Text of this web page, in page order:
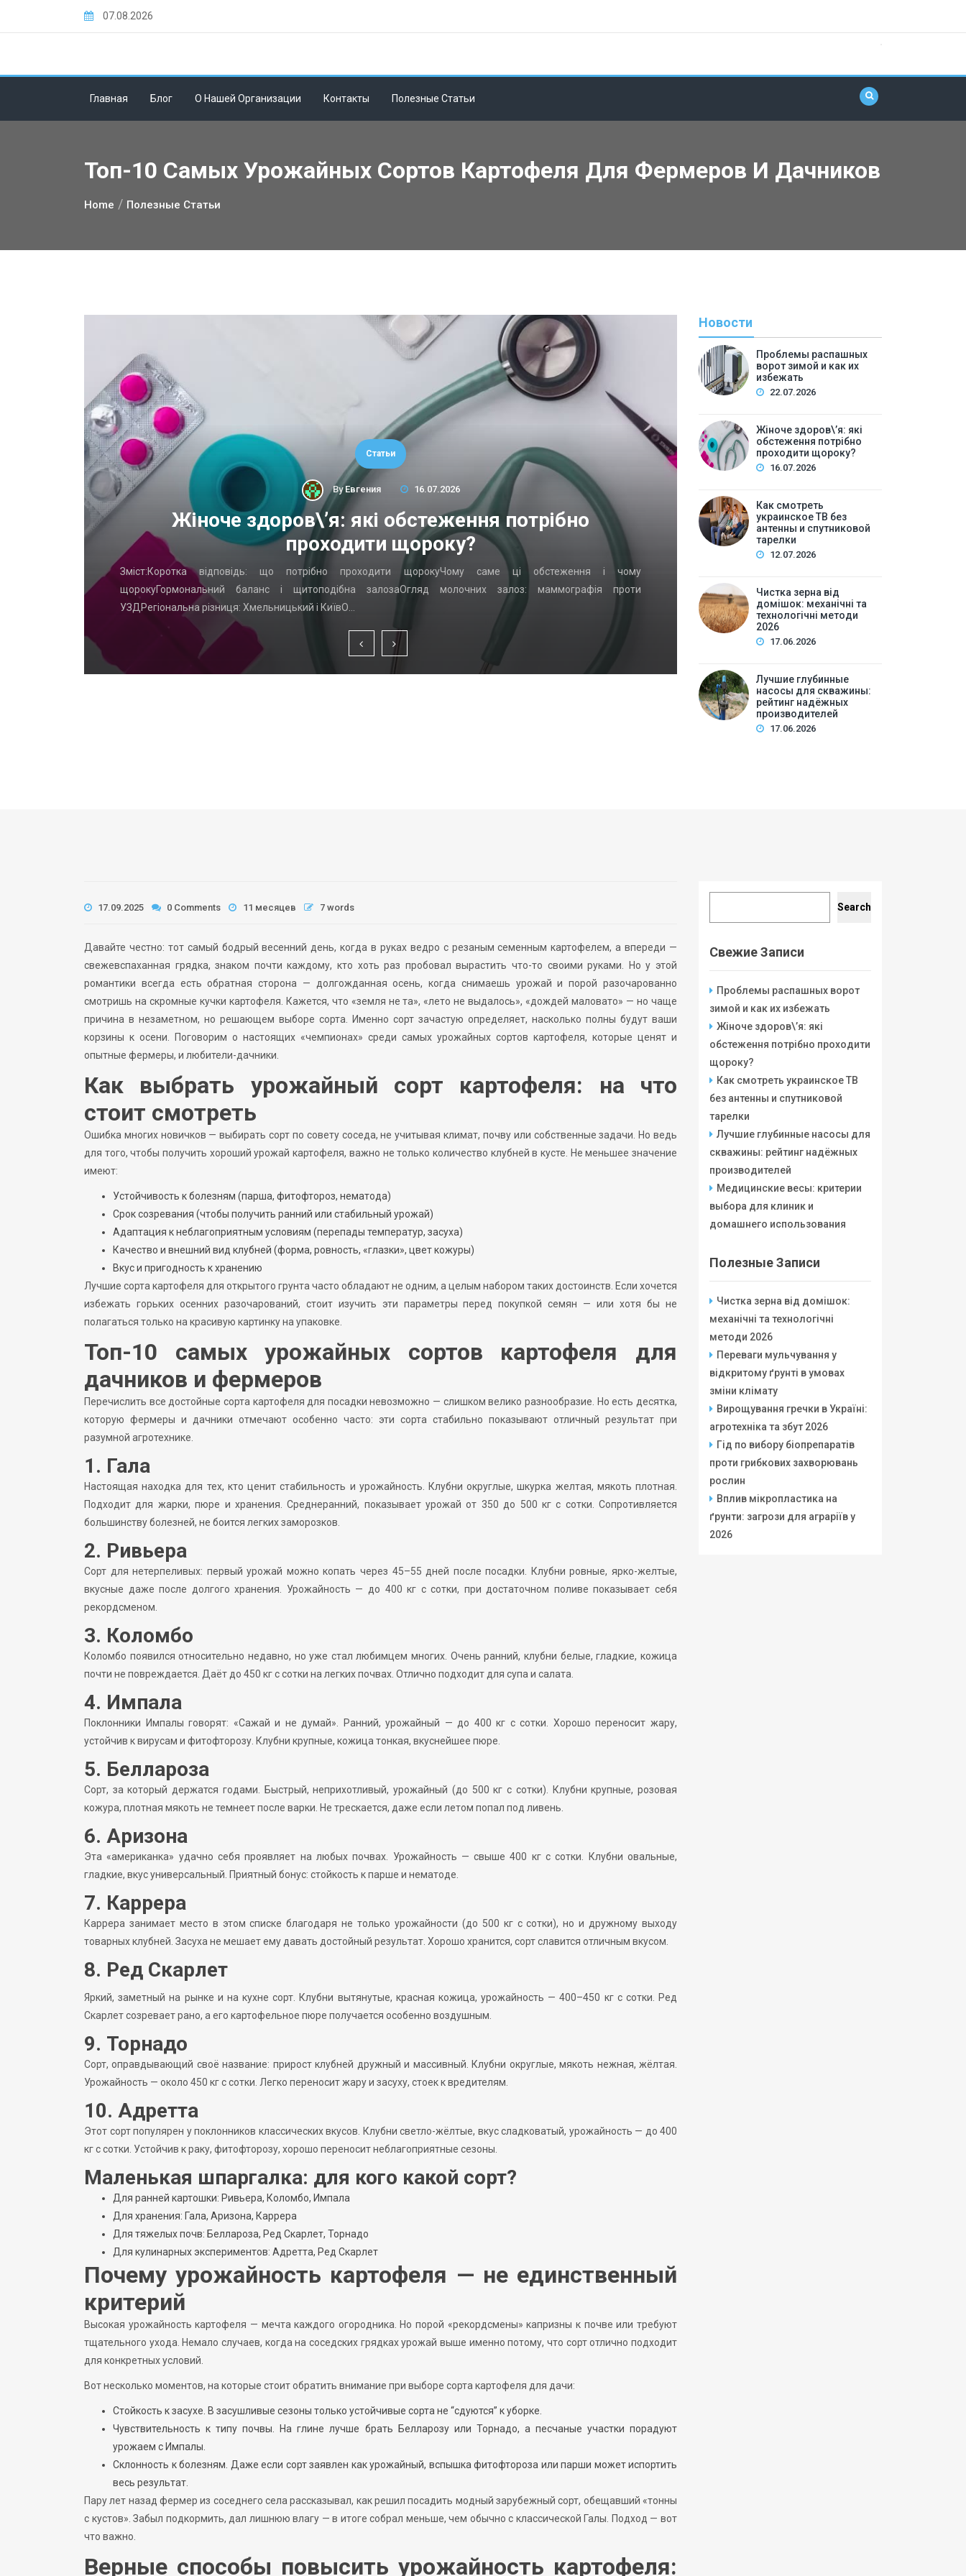
07.08.2026
Главная Блог О Нашей Организации Контакты Полезные Статьи
Топ-10 Самых Урожайных Сортов Картофеля Для Фермеров И Дачников
Home Полезные Статьи
Статьи
ByЕвгения 16.07.2026
Жіноче здоров\’я: які обстеження потрібно
проходити щороку?
Зміст:Коротка відповідь: що потрібно проходити щорокуЧому саме ці обстеження і чому
щорокуГормональний баланс і щитоподібна залозаОгляд молочних залоз: маммографія проти
УЗДРегіональна різниця: Хмельницький і КиївО…
Как смотреть
украинское: основные способыПриложение
компьютере или ноутбукеМобиль…
Новости
Проблемы распашных
ворот зимой и как их
избежать
22.07.2026
Жіноче здоров\’я: які
обстеження потрібно
проходити щороку?
16.07.2026
Как смотреть
украинское ТВ без
антенны и спутниковой
тарелки
12.07.2026
Чистка зерна від
домішок: механічні та
технологічні методи
2026
17.06.2026
Лучшие глубинные
насосы для скважины:
рейтинг надёжных
производителей
17.06.2026
17.09.2025 0 Comments 11 месяцев 7 words
Давайте честно: тот самый бодрый весенний день, когда в руках ведро с резаным семенным картофелем, а впереди —
свежевспаханная грядка, знаком почти каждому, кто хоть раз пробовал вырастить что-то своими руками. Но у этой
романтики всегда есть обратная сторона — долгожданная осень, когда снимаешь урожай и порой разочарованно
смотришь на скромные кучки картофеля. Кажется, что «земля не та», «лето не выдалось», «дождей маловато» — но чаще
причина в незаметном, но решающем выборе сорта. Именно сорт зачастую определяет, насколько полны будут ваши
корзины к осени. Поговорим о настоящих «чемпионах» среди самых урожайных сортов картофеля, которые ценят и
опытные фермеры, и любители-дачники.
Как выбрать урожайный сорт картофеля: на что
стоит смотреть
Ошибка многих новичков — выбирать сорт по совету соседа, не учитывая климат, почву или собственные задачи. Но ведь
для того, чтобы получить хороший урожай картофеля, важно не только количество клубней в кусте. Не меньшее значение
имеют:
Устойчивость к болезням (парша, фитофтороз, нематода)
Срок созревания (чтобы получить ранний или стабильный урожай)
Адаптация к неблагоприятным условиям (перепады температур, засуха)
Качество и внешний вид клубней (форма, ровность, «глазки», цвет кожуры)
Вкус и пригодность к хранению
Лучшие сорта картофеля для открытого грунта часто обладают не одним, а целым набором таких достоинств. Если хочется
избежать горьких осенних разочарований, стоит изучить эти параметры перед покупкой семян — или хотя бы не
полагаться только на красивую картинку на упаковке.
Топ-10 самых урожайных сортов картофеля для
дачников и фермеров
Перечислить все достойные сорта картофеля для посадки невозможно — слишком велико разнообразие. Но есть десятка,
которую фермеры и дачники отмечают особенно часто: эти сорта стабильно показывают отличный результат при
разумной агротехнике.
1. Гала
Настоящая находка для тех, кто ценит стабильность и урожайность. Клубни округлые, шкурка желтая, мякоть плотная.
Подходит для жарки, пюре и хранения. Среднеранний, показывает урожай от 350 до 500 кг с сотки. Сопротивляется
большинству болезней, не боится легких заморозков.
2. Ривьера
Сорт для нетерпеливых: первый урожай можно копать через 45–55 дней после посадки. Клубни ровные, ярко-желтые,
вкусные даже после долгого хранения. Урожайность — до 400 кг с сотки, при достаточном поливе показывает себя
рекордсменом.
3. Коломбо
Коломбо появился относительно недавно, но уже стал любимцем многих. Очень ранний, клубни белые, гладкие, кожица
почти не повреждается. Даёт до 450 кг с сотки на легких почвах. Отлично подходит для супа и салата.
4. Импала
Поклонники Импалы говорят: «Сажай и не думай». Ранний, урожайный — до 400 кг с сотки. Хорошо переносит жару,
устойчив к вирусам и фитофторозу. Клубни крупные, кожица тонкая, вкуснейшее пюре.
5. Беллароза
Сорт, за который держатся годами. Быстрый, неприхотливый, урожайный (до 500 кг с сотки). Клубни крупные, розовая
кожура, плотная мякоть не темнеет после варки. Не трескается, даже если летом попал под ливень.
6. Аризона
Эта «американка» удачно себя проявляет на любых почвах. Урожайность — свыше 400 кг с сотки. Клубни овальные,
гладкие, вкус универсальный. Приятный бонус: стойкость к парше и нематоде.
7. Каррера
Каррера занимает место в этом списке благодаря не только урожайности (до 500 кг с сотки), но и дружному выходу
товарных клубней. Засуха не мешает ему давать достойный результат. Хорошо хранится, сорт славится отличным вкусом.
8. Ред Скарлет
Яркий, заметный на рынке и на кухне сорт. Клубни вытянутые, красная кожица, урожайность — 400–450 кг с сотки. Ред
Скарлет созревает рано, а его картофельное пюре получается особенно воздушным.
9. Торнадо
Сорт, оправдывающий своё название: прирост клубней дружный и массивный. Клубни округлые, мякоть нежная, жёлтая.
Урожайность — около 450 кг с сотки. Легко переносит жару и засуху, стоек к вредителям.
10. Адретта
Этот сорт популярен у поклонников классических вкусов. Клубни светло-жёлтые, вкус сладковатый, урожайность — до 400
кг с сотки. Устойчив к раку, фитофторозу, хорошо переносит неблагоприятные сезоны.
Маленькая шпаргалка: для кого какой сорт?
Для ранней картошки: Ривьера, Коломбо, Импала
Для хранения: Гала, Аризона, Каррера
Для тяжелых почв: Беллароза, Ред Скарлет, Торнадо
Для кулинарных экспериментов: Адретта, Ред Скарлет
Почему урожайность картофеля — не единственный
критерий
Высокая урожайность картофеля — мечта каждого огородника. Но порой «рекордсмены» капризны к почве или требуют
тщательного ухода. Немало случаев, когда на соседских грядках урожай выше именно потому, что сорт отлично подходит
для конкретных условий.
Вот несколько моментов, на которые стоит обратить внимание при выборе сорта картофеля для дачи:
Стойкость к засухе. В засушливые сезоны только устойчивые сорта не “сдуются” к уборке.
Чувствительность к типу почвы. На глине лучше брать Белларозу или Торнадо, а песчаные участки порадуют
урожаем с Импалы.
Склонность к болезням. Даже если сорт заявлен как урожайный, вспышка фитофтороза или парши может испортить
весь результат.
Пару лет назад фермер из соседнего села рассказывал, как решил посадить модный зарубежный сорт, обещавший «тонны
с кустов». Забыл подкормить, дал лишнюю влагу — в итоге собрал меньше, чем обычно с классической Галы. Подход — вот
что важно.
Верные способы повысить урожайность картофеля:
Search
Свежие Записи
Проблемы распашных ворот
зимой и как их избежать
Жіноче здоров\’я: які
обстеження потрібно проходити
щороку?
Как смотреть украинское ТВ
без антенны и спутниковой
тарелки
Лучшие глубинные насосы для
скважины: рейтинг надёжных
производителей
Медицинские весы: критерии
выбора для клиник и
домашнего использования
Полезные Записи
Чистка зерна від домішок:
механічні та технологічні
методи 2026
Переваги мульчування у
відкритому ґрунті в умовах
зміни клімату
Вирощування гречки в Україні:
агротехніка та збут 2026
Гід по вибору біопрепаратів
проти грибкових захворювань
рослин
Вплив мікропластика на
ґрунти: загрози для аграріїв у
2026